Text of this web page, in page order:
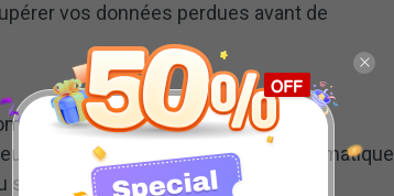
vos données perdues avant de
votre PC n’a pas démarré
autres erreurs de réparation automatique
charger correctement », ou « La